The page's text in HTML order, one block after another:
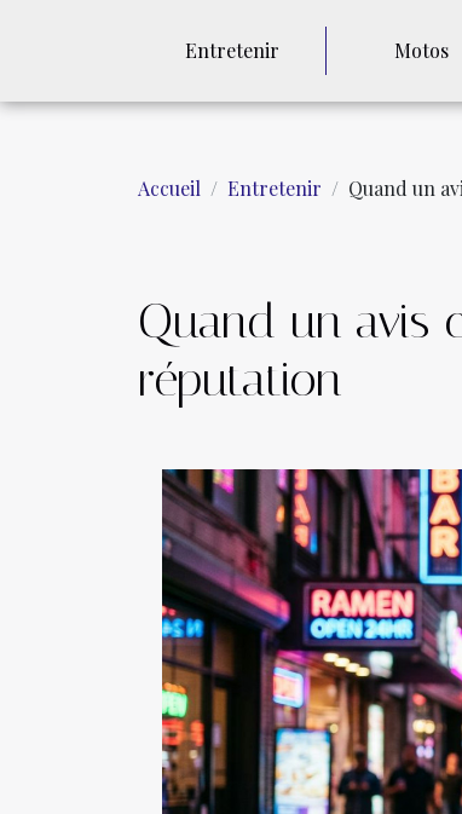
Entretenir Motos
Accueil Entretenir Quand un
Quand un avis
réputation